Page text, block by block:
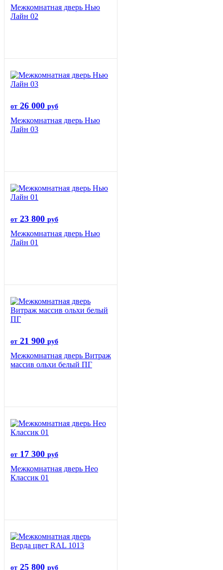
Межкомнатная дверь Нью
Лайн 02
от 26 000 руб
Межкомнатная дверь Нью
Лайн 03
от 23 800 руб
Межкомнатная дверь Нью
Лайн 01
от 21 900 руб
Межкомнатная дверь Витраж
массив ольхи белый ПГ
от 17 300 руб
Межкомнатная дверь Нео
Классик 01
от 25 800 руб